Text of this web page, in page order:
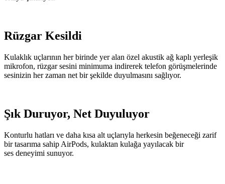
Rüzgar Kesildi
Kulaklık uçlarının her birinde yer alan özel akustik ağ kaplı yerleşik
mikrofon, rüzgar sesini minimuma indirerek telefon görüşmelerinde
sesinizin her zaman net bir şekilde duyulmasını sağlıyor.
Şık Duruyor, Net Duyuluyor
Konturlu hatları ve daha kısa alt uçlarıyla herkesin beğeneceği zarif
bir tasarıma sahip AirPods, kulaktan kulağa yayılacak bir
ses deneyimi sunuyor.